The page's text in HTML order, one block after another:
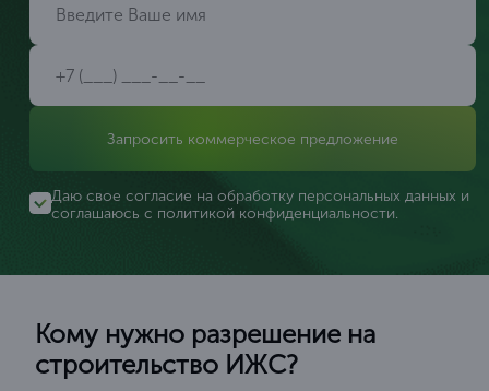
Запросить коммерческое предложение
Даю свое согласие на обработку персональных данных и
соглашаюсь с политикой конфиденциальности.
Кому нужно разрешение на
строительство ИЖС?